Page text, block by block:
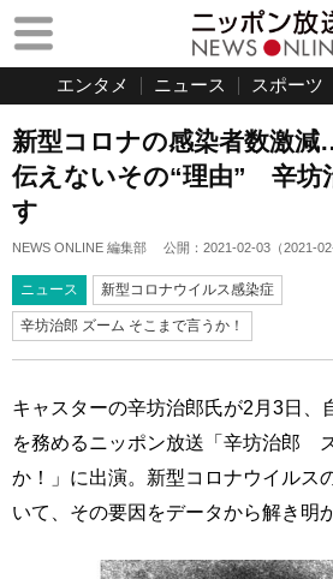
エンタメ ニュース スポーツ
新型コロナの感染者数激
伝えないその“理由” 辛坊
す
NEWS ONLINE 編集部 公開： 2021-02-03 （2021-
ニュース 新型コロナウイルス感染症
辛坊治郎 ズーム そこまで言うか！
キャスターの辛坊治郎氏が2月3日、
を務めるニッポン放送「辛坊治郎
か！」に出演。新型コロナウイルス
いて、その要因をデータから解き明